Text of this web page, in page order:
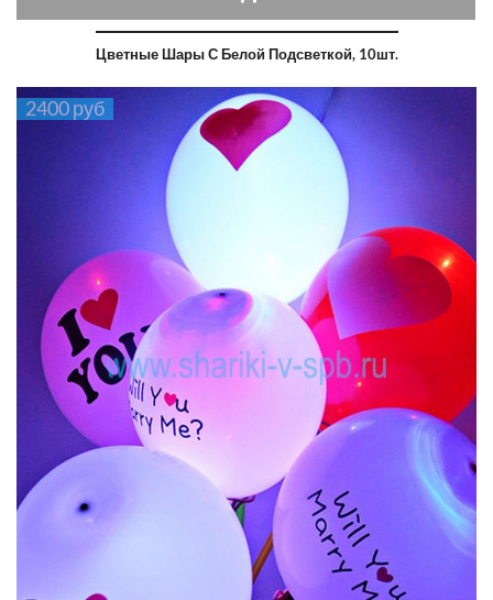
Цветные Шары С Белой Подсветкой, 10шт.
2400 руб